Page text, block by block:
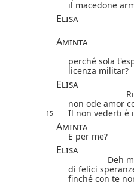
il macedone
Elisa
Aminta
perché sola
licenza militar?
Elisa
non ode amor
15 Il non vederti è
Aminta
E per me?
Elisa
Deh
di felici
finché con te